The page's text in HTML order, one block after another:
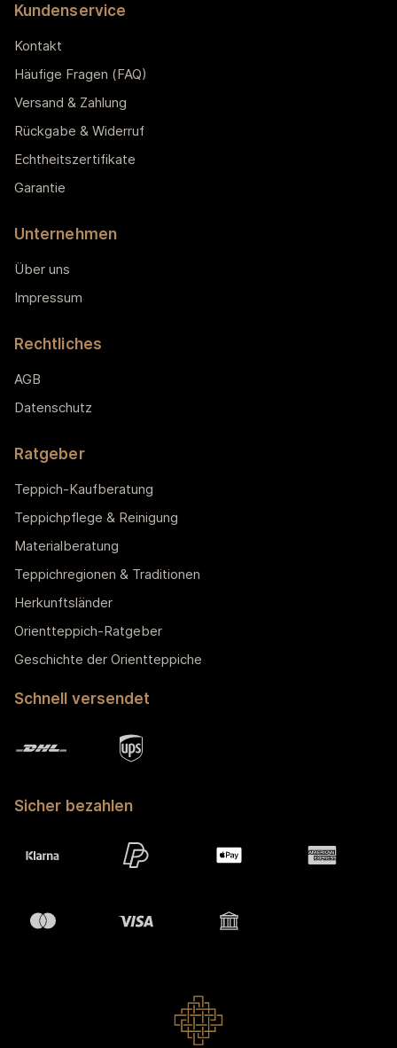
Kundenservice
Kontakt
Häufige Fragen (FAQ)
Versand & Zahlung
Rückgabe & Widerruf
Echtheitszertifikate
Garantie
Unternehmen
Über uns
Impressum
Rechtliches
AGB
Datenschutz
Ratgeber
Teppich-Kaufberatung
Teppichpflege & Reinigung
Materialberatung
Teppichregionen & Traditionen
Herkunftsländer
Orientteppich-Ratgeber
Geschichte der Orientteppiche
Schnell versendet
Sicher bezahlen